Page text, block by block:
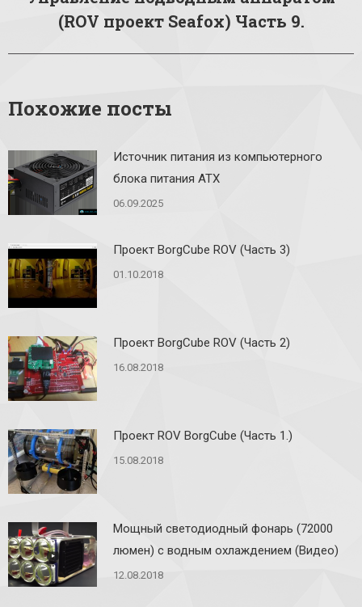
Следующая
запись:
(ROV проект Seafox) Часть 9.
Похожие посты
Источник питания из компьютерного
блока питания ATX
06.09.2025
Проект BorgCube ROV (Часть 3)
01.10.2018
Проект BorgCube ROV (Часть 2)
16.08.2018
Проект ROV BorgCube (Часть 1.)
15.08.2018
Мощный светодиодный фонарь (72000
люмен) с водным охлаждением (Видео)
12.08.2018